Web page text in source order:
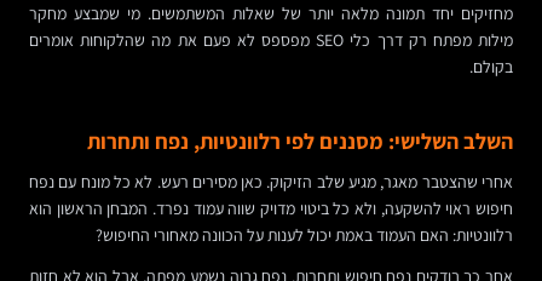
מחזיקים יחד תמונה מלאה יותר של שאלות המשתמשים. מי שמבצע מחקר
מילות מפתח רק דרך כלי SEO מפספס לא פעם את מה שהלקוחות אומרים
בקולם.
השלב השלישי: מסננים לפי רלוונטיות, נפח ותחרות
אחרי שהצטבר מאגר, מגיע שלב הזיקוק. כאן מסירים רעש. לא כל מונח עם נפח
חיפוש ראוי להשקעה, ולא כל ביטוי מדויק שווה עמוד נפרד. המבחן הראשון הוא
רלוונטיות: האם העמוד באמת יכול לענות על הכוונה מאחורי החיפוש?
אחר כך בודקים נפח חיפוש ותחרות. נפח גבוה נשמע מפתה, אבל הוא לא חזות